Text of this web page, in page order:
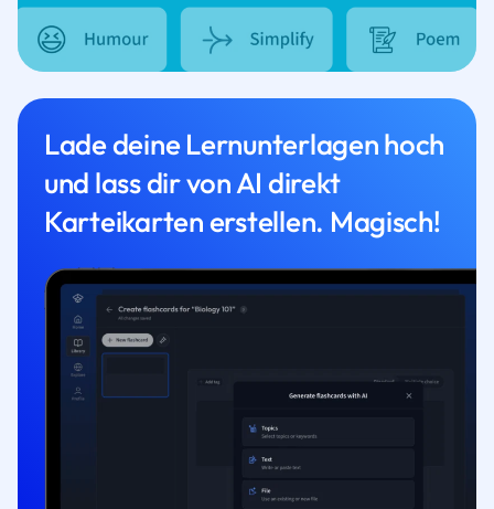
Lade deine Lernunterlagen hoch
und lass dir von AI direkt
Karteikarten erstellen. Magisch!